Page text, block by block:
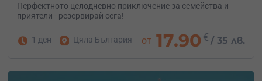
Перфектното целодневно приключение за семейства и
приятели - резервирай сега!
1 ден Цяла България от 17.90 € /35 лв.